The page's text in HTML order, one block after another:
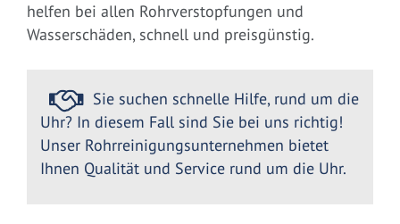
helfen bei allen Rohrverstopfungen und
Wasserschäden, schnell und preisgünstig.
Sie suchen schnelle Hilfe, rund um die
Uhr? In diesem Fall sind Sie bei uns richtig!
Unser Rohrreinigungsunternehmen bietet
Ihnen Qualität und Service rund um die Uhr.